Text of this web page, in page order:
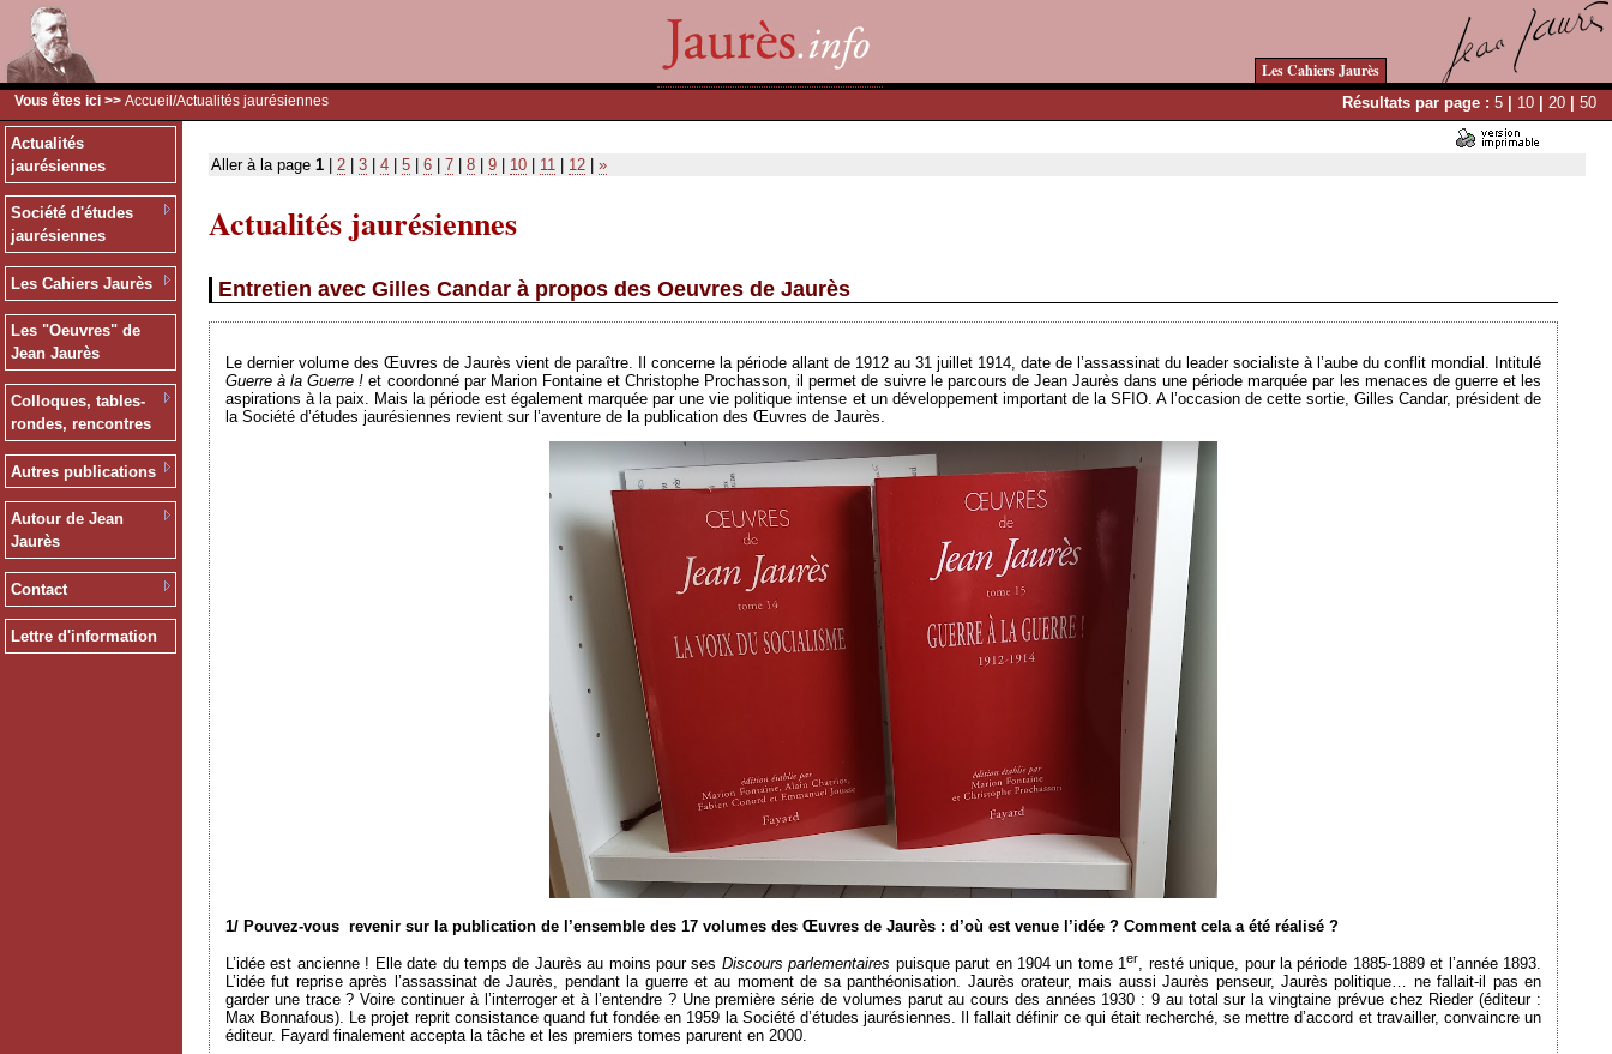
Les Cahiers Jaurès
Vous êtes ici >> Accueil /Actualités jaurésiennes Résultats par page : 5 | 10 | 20 | 50
Actualités
jaurésiennes
Société d'études
jaurésiennes
Les Cahiers Jaurès
Les "Oeuvres" de
Jean Jaurès
Colloques, tables-
rondes, rencontres
Autres publications
Autour de Jean
Jaurès
Contact
Lettre d'information
Aller à la page 1 2 3 4 5 6 7 8 9 10 11 12 »
Actualités jaurésiennes
Entretien avec Gilles Candar à propos des Oeuvres de Jaurès
Le dernier volume des Œuvres de Jaurès vient de paraître. Il concerne la période allant de 1912 au 31 juillet 1914, date de l’assassinat du leader socialiste à l’aube du conflit mondial. Intitulé
Guerre à la Guerre ! et coordonné par Marion Fontaine et Christophe Prochasson, il permet de suivre le parcours de Jean Jaurès dans une période marquée par les menaces de guerre et les
aspirations à la paix. Mais la période est également marquée par une vie politique intense et un développement important de la SFIO. A l’occasion de cette sortie, Gilles Candar, président de
la Société d’études jaurésiennes revient sur l’aventure de la publication des Œuvres de Jaurès.
1/ Pouvez-vous revenir sur la publication de l’ensemble des 17 volumes des Œuvres de Jaurès : d’où est venue l’idée ? Comment cela a été réalisé ?
L’idée est ancienne ! Elle date du temps de Jaurès au moins pour ses Discours parlementaires puisque parut en 1904 un tome 1er, resté unique, pour la période 1885-1889 et l’année 1893.
L’idée fut reprise après l’assassinat de Jaurès, pendant la guerre et au moment de sa panthéonisation. Jaurès orateur, mais aussi Jaurès penseur, Jaurès politique… ne fallait-il pas en
garder une trace ? Voire continuer à l’interroger et à l’entendre ? Une première série de volumes parut au cours des années 1930 : 9 au total sur la vingtaine prévue chez Rieder (éditeur :
Max Bonnafous). Le projet reprit consistance quand fut fondée en 1959 la Société d’études jaurésiennes. Il fallait définir ce qui était recherché, se mettre d’accord et travailler, convaincre un
éditeur. Fayard finalement accepta la tâche et les premiers tomes parurent en 2000.